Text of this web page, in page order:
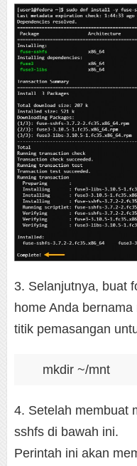
3. Selanjutnya, buat
home Anda
titik pemasangan
mkdir ~/mnt
4. Setelah membuat
sshfs di bawah ini.
Perintah ini akan